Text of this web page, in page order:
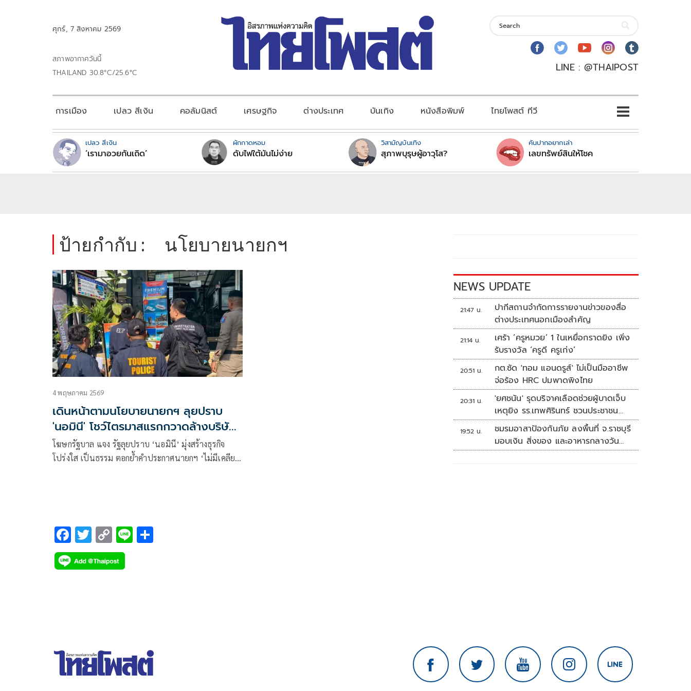
ศุกร์, 7 สิงหาคม 2569
สภาพอากาศวันนี้
THAILAND 30.8°C/25.6°C
LINE : @THAIPOST
การเมือง เปลว สีเงิน คอลัมนิสต์ เศรษฐกิจ ต่างประเทศ บันเทิง หนังสือพิมพ์ ไทยโพสต์ ทีวี
เปลว สีเงิน
‘เรามาอวยกันเถิด’
ผักกาดหอม
ดับไฟใต้มันไม่ง่าย
วิสามัญบันเทิง
สุภาพบุรุษผู้อาวุโส?
คันปากอยากเล่า
เลขทรัพย์สินให้โชค
ป้ายกำกับ : นโยบายนายกฯ
4 พฤษภาคม 2569
เดินหน้าตามนโยบายนายกฯ ลุยปราบ
'นอมินี' โชว์ไตรมาสแรกกวาดล้างบริษัท
กลุ่มเสี่ยงลดลง 60%
โฆษกรัฐบาล แจง รัฐลุยปราบ ‘นอมินี’ มุ่งสร้างธุรกิจ
โปร่งใส เป็นธรรม ตอกย้ำคำประกาศนายกฯ ‘ไม่มีเคลียร์
F
ac
e
T
wi
tt
C
o
p
Li
NEWS UPDATE
21:47 น.
ปากีสถานจำกัดการรายงานข่าวของสื่อ
ต่างประเทศนอกเมืองสำคัญ
21:14 น.
เศร้า ‘ครูหมวย’ 1 ในเหยื่อกราดยิง เพิ่ง
รับรางวัล ‘ครูดี ครูเก่ง’
20:51 น.
กต.ซัด 'ทอม แอนดรูส์' ไม่เป็นมืออาชีพ
จ่อร้อง HRC ปมพาดพิงไทย
20:31 น.
'ยศชนัน' รุดบริจาคเลือดช่วยผู้บาดเจ็บ
เหตุยิง รร.เทพศิรินทร์ ชวนประชาชน
ร่วมบริจาค
19:52 น.
ชมรมอาสาป้องกันภัย ลงพื้นที่ จ.ราชบุรี
มอบเงิน สิ่งของ และอาหารกลางวัน
แก่โรงเรียนบ้านหนองน้ำใส